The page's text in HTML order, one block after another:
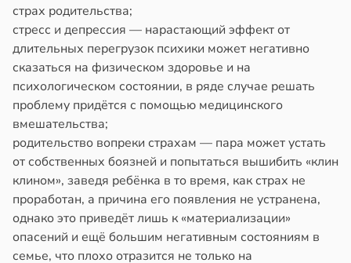
страх родительства;
стресс и депрессия — нарастающий эффект от
длительных перегрузок психики может негативно
сказаться на физическом здоровье и на
психологическом состоянии, в ряде случае решать
проблему придётся с помощью медицинского
вмешательства;
родительство вопреки страхам — пара может устать
от собственных боязней и попытаться вышибить «клин
клином», заведя ребёнка в то время, как страх не
проработан, а причина его появления не устранена,
однако это приведёт лишь к «материализации»
опасений и ещё большим негативным состояниям в
семье, что плохо отразится не только на